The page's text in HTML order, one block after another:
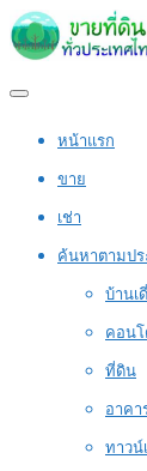
หน้าแรก
ขาย
เช่า
ค้นหาตามปร
บ้านเ
คอน
ที่ดิน
อาค
ทาวน์